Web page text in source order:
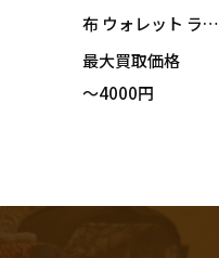
布 ウォレット ラウ
ンドファスナー シ
ルバー GG インプリ
最大買取価格
～4000円